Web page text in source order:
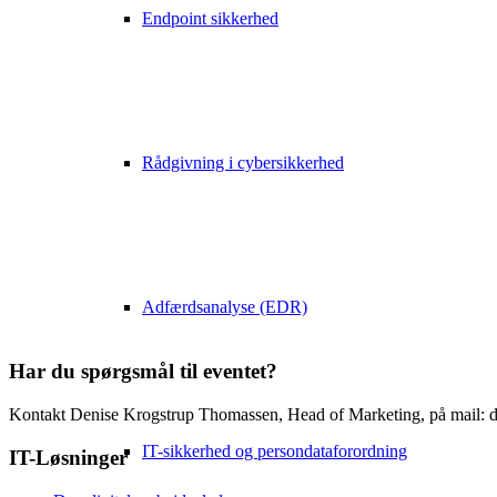
Endpoint sikkerhed
Rådgivning i cybersikkerhed
Adfærdsanalyse (EDR)
IT-sikkerhed og persondataforordning
Morten Norup
Har du spørgsmål til eventet?
Kontakt Denise Krogstrup Thomassen, Head of Marketing, på mail:
IT-Løsninger